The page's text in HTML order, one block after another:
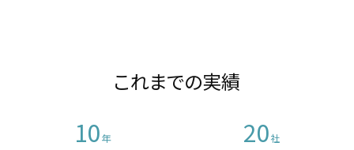
これまでの実績
10年
20社